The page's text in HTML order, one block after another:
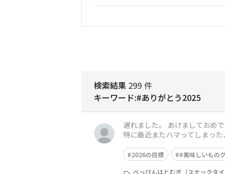
検索結果 299 件
キーワード:#ありがとう2025
遅れました。 あけましておめ
特に最近またハマってしまっ
2026の目標 #美味しいもの
べっぴんはとむぎ（スナックタイ